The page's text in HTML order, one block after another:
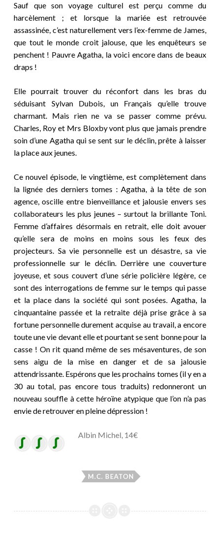
Sauf que son voyage culturel est perçu comme du
harcèlement ; et lorsque la mariée est retrouvée
assassinée, c’est naturellement vers l’ex-femme de James,
que tout le monde croit jalouse, que les enquêteurs se
penchent ! Pauvre Agatha, la voici encore dans de beaux
draps !
Elle pourrait trouver du réconfort dans les bras du
séduisant Sylvan Dubois, un Français qu’elle trouve
charmant. Mais rien ne va se passer comme prévu.
Charles, Roy et Mrs Bloxby vont plus que jamais prendre
soin d’une Agatha qui se sent sur le déclin, prête à laisser
la place aux jeunes.
Ce nouvel épisode, le vingtième, est complètement dans
la lignée des derniers tomes : Agatha, à la tête de son
agence, oscille entre bienveillance et jalousie envers ses
collaborateurs les plus jeunes – surtout la brillante Toni.
Femme d’affaires désormais en retrait, elle doit avouer
qu’elle sera de moins en moins sous les feux des
projecteurs. Sa vie personnelle est un désastre, sa vie
professionnelle sur le déclin. Derrière une couverture
joyeuse, et sous couvert d’une série policière légère, ce
sont des interrogations de femme sur le temps qui passe
et la place dans la société qui sont posées. Agatha, la
cinquantaine passée et la retraite déjà prise grâce à sa
fortune personnelle durement acquise au travail, a encore
toute une vie devant elle et pourtant se sent bonne pour la
casse ! On rit quand même de ses mésaventures, de son
sens aigu de la mise en danger et de sa jalousie
attendrissante. Espérons que les prochains tomes (il y en a
30 au total, pas encore tous traduits) redonneront un
nouveau souffle à cette héroïne atypique que l’on n’a pas
envie de retrouver en pleine dépression !
Albin Michel, 14€
M.C. BEATON